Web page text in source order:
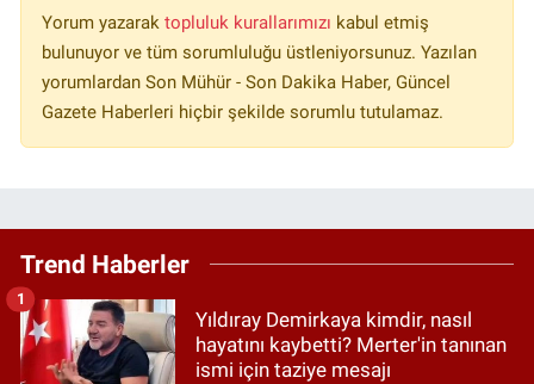
Yorum yazarak topluluk kurallarımızı kabul etmiş
bulunuyor ve tüm sorumluluğu üstleniyorsunuz. Yazılan
yorumlardan Son Mühür - Son Dakika Haber, Güncel
Gazete Haberleri hiçbir şekilde sorumlu tutulamaz.
Trend Haberler
Yıldıray Demirkaya kimdir, nasıl
hayatını kaybetti? Merter'in tanınan
ismi için taziye mesajı
1